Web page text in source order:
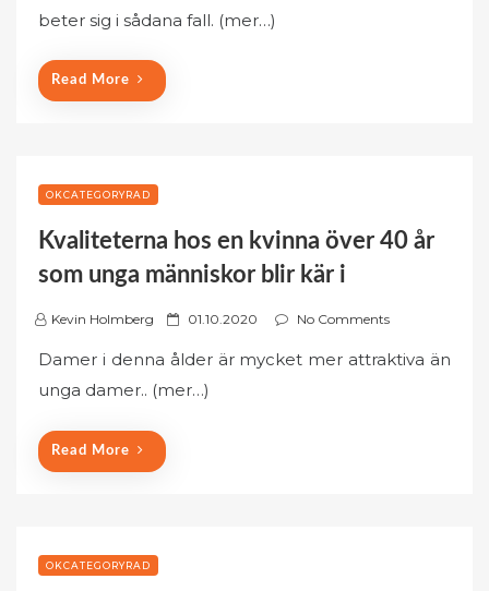
t
beter sig i sådana fall. (mer…)
Read More
OKCATEGORYRAD
Kvaliteterna hos en kvinna över 40 år
som unga människor blir kär i
Kevin Holmberg
P
s
t
01.10.2020 No Comments
Damer i denna ålder är mycket mer attraktiva än
unga damer.. (mer…)
Read More
OKCATEGORYRAD